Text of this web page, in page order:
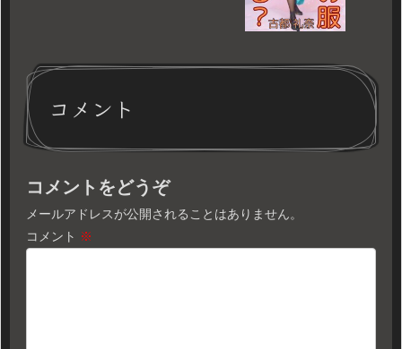
コメント
コメントをどうぞ
メールアドレスが公開されることはありません。
コメント ※